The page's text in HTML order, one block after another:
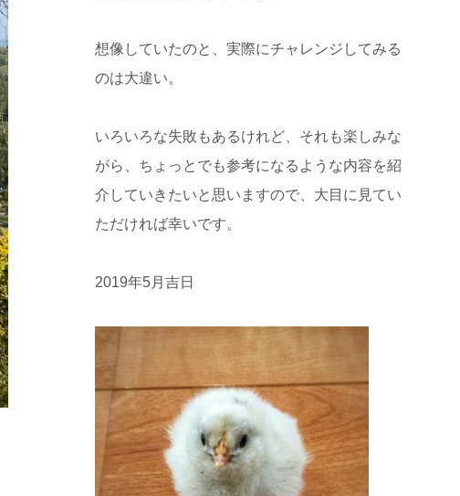
想像していたのと、実際にチャレンジしてみる
のは大違い。
いろいろな失敗もあるけれど、それも楽しみな
がら、ちょっとでも参考になるような内容を紹
介していきたいと思いますので、大目に見てい
ただければ幸いです。
2019年5月吉日